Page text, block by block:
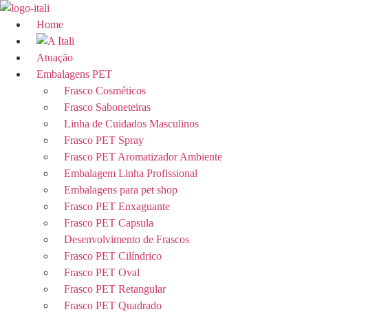
Ir
para
conteúdo
Home
Atuação
Embalagens PET
Frasco Cosméticos
Frasco Saboneteiras
Linha de Cuidados Masculinos
Frasco PET Spray
Frasco PET Aromatizador Ambiente
Embalagem Linha Profissional
Embalagens para pet shop
Frasco PET Enxaguante
Frasco PET Capsula
Desenvolvimento de Frascos
Frasco PET Cilíndrico
Frasco PET Oval
Frasco PET Retangular
Frasco PET Quadrado